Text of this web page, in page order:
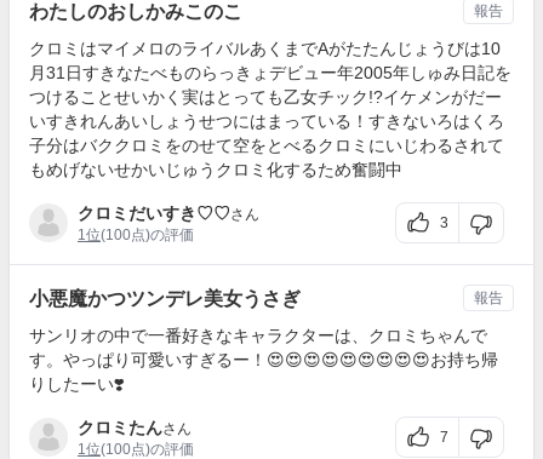
わたしのおしかみこのこ
クロミはマイメロのライバルあくまでAがたたんじょうびは10
月31日すきなたべものらっきょデビュー年2005年しゅみ日記を
つけることせいかく実はとっても乙女チック!?イケメンがだー
いすきれんあいしょうせつにはまっている！すきないろはくろ
子分はバククロミをのせて空をとべるクロミにいじわるされて
もめげないせかいじゅうクロミ化するため奮闘中
クロミだいすき♡♡さん
1位(100点)の評価
3
報告
小悪魔かつツンデレ美女うさぎ
サンリオの中で一番好きなキャラクターは、クロミちゃんで
す。やっぱり可愛いすぎるー！😍😍😍😍😍😍😍😍😍お持ち帰
りしたーい❣️
クロミたんさん
1位(100点)の評価
7
報告